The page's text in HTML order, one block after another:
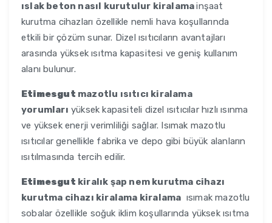
ıslak beton nasıl kurutulur kiralamainşaat
kurutma cihazları özellikle nemli hava koşullarında
etkili bir çözüm sunar. Dizel ısıtıcıların avantajları
arasında yüksek ısıtma kapasitesi ve geniş kullanım
alanı bulunur.
Etimesgut mazotlu ısıtıcı kiralama
yorumları yüksek kapasiteli dizel ısıtıcılar hızlı ısınma
ve yüksek enerji verimliliği sağlar. Isımak mazotlu
ısıtıcılar genellikle fabrika ve depo gibi büyük alanların
ısıtılmasında tercih edilir.
Etimesgut kiralık şap nem kurutma cihazı
kurutma cihazı kiralama kiralama ısımak mazotlu
sobalar özellikle soğuk iklim koşullarında yüksek ısıtma